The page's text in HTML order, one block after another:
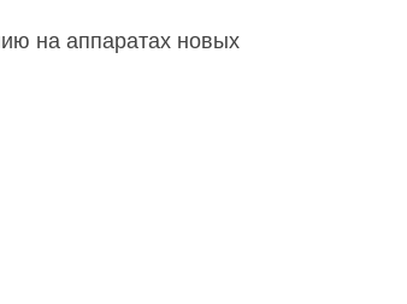
на аппаратах новых